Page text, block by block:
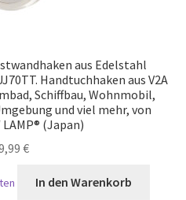
aus Edelstahl
Handtuchhaken aus V2A
Schiffbau, Wohnmobil,
und viel mehr, von
(Japan)
€
In den Warenkorb